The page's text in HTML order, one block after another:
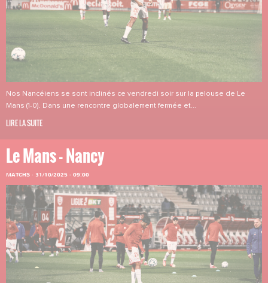
Nos Nancéiens se sont inclinés ce vendredi soir sur la pelouse de Le
Mans (1-0). Dans une rencontre globalement fermée et...
LIRE LA SUITE
Le Mans - Nancy
MATCHS · 31/10/2025 - 09:00